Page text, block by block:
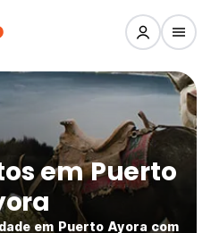
em Puerto
em Puerto Ayora com